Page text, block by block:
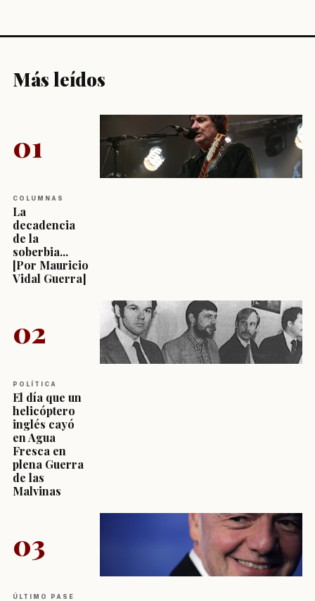
Más leídos
01
COLUMNAS
La
decadencia
de la
soberbia...
[Por Mauricio
Vidal Guerra]
02
POLÍTICA
El día que un
helicóptero
inglés cayó
en Agua
Fresca en
plena Guerra
de las
Malvinas
03
ÚLTIMO PASE